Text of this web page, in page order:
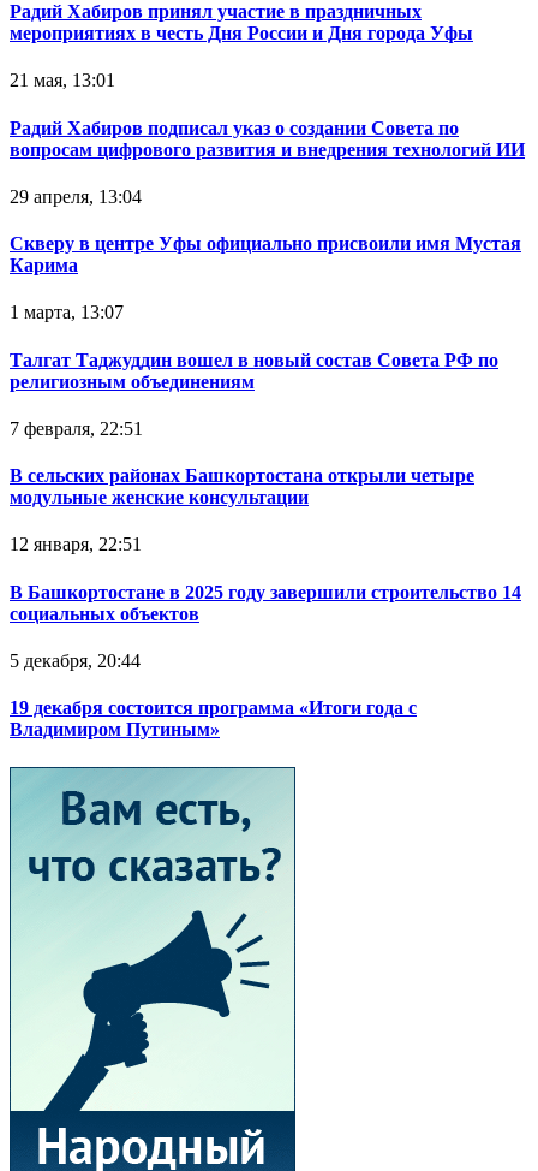
Радий Хабиров принял участие в праздничных
мероприятиях в честь Дня России и Дня города Уфы
21 мая, 13:01
Радий Хабиров подписал указ о создании Совета по
вопросам цифрового развития и внедрения технологий ИИ
29 апреля, 13:04
Скверу в центре Уфы официально присвоили имя Мустая
Карима
1 марта, 13:07
Талгат Таджуддин вошел в новый состав Совета РФ по
религиозным объединениям
7 февраля, 22:51
В сельских районах Башкортостана открыли четыре
модульные женские консультации
12 января, 22:51
В Башкортостане в 2025 году завершили строительство 14
социальных объектов
5 декабря, 20:44
19 декабря состоится программа «Итоги года с
Владимиром Путиным»